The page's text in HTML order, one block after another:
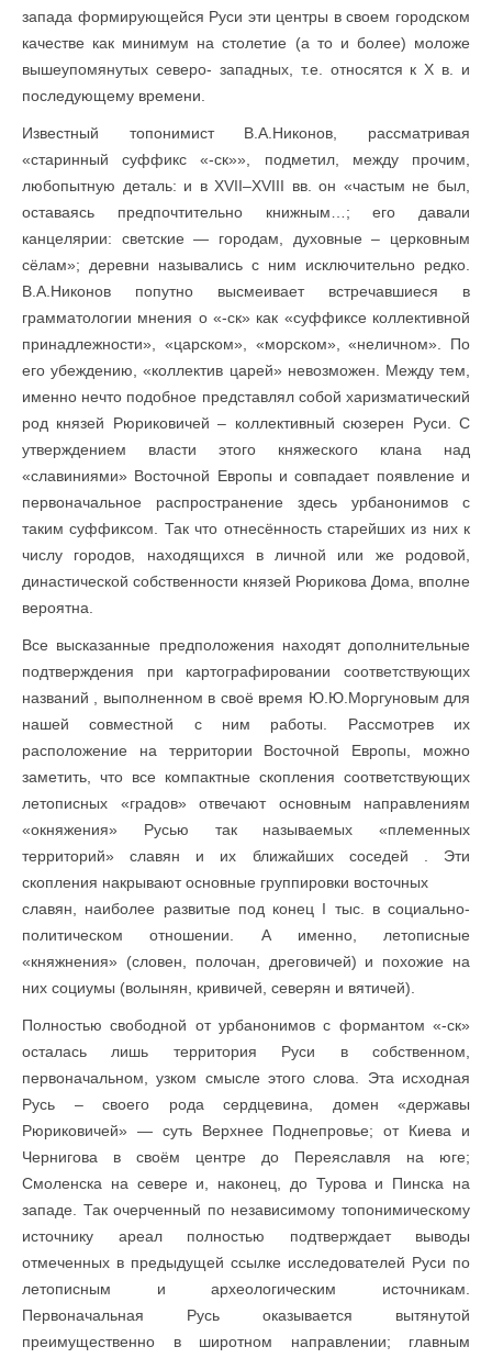
запада формирующейся Руси эти центры в своем городском
качестве как минимум на столетие (а то и более) моложе
вышеупомянутых северо- западных, т.е. относятся к X в. и
последующему времени.
Известный топонимист В.А.Никонов, рассматривая
«старинный суффикс «-ск»», подметил, между прочим,
любопытную деталь: и в XVII–XVIII вв. он «частым не был,
оставаясь предпочтительно книжным…; его давали
канцелярии: светские — городам, духовные – церковным
сёлам»; деревни назывались с ним исключительно редко.
В.А.Никонов попутно высмеивает встречавшиеся в
грамматологии мнения о «-ск» как «суффиксе коллективной
принадлежности», «царском», «морском», «неличном». По
его убеждению, «коллектив царей» невозможен. Между тем,
именно нечто подобное представлял собой харизматический
род князей Рюриковичей – коллективный сюзерен Руси. С
утверждением власти этого княжеского клана над
«славиниями» Восточной Европы и совпадает появление и
первоначальное распространение здесь урбанонимов с
таким суффиксом. Так что отнесённость старейших из них к
числу городов, находящихся в личной или же родовой,
династической собственности князей Рюрикова Дома, вполне
вероятна.
Все высказанные предположения находят дополнительные
подтверждения при картографировании соответствующих
названий , выполненном в своё время Ю.Ю.Моргуновым для
нашей совместной с ним работы. Рассмотрев их
расположение на территории Восточной Европы, можно
заметить, что все компактные скопления соответствующих
летописных «градов» отвечают основным направлениям
«окняжения» Русью так называемых «племенных
территорий» славян и их ближайших соседей . Эти
скопления накрывают основные группировки восточных
славян, наиболее развитые под конец I тыс. в социально-
политическом отношении. А именно, летописные
«княжнения» (словен, полочан, дреговичей) и похожие на
них социумы (волынян, кривичей, северян и вятичей).
Полностью свободной от урбанонимов с формантом «-ск»
осталась лишь территория Руси в собственном,
первоначальном, узком смысле этого слова. Эта исходная
Русь – своего рода сердцевина, домен «державы
Рюриковичей» — суть Верхнее Поднепровье; от Киева и
Чернигова в своём центре до Переяславля на юге;
Смоленска на севере и, наконец, до Турова и Пинска на
западе. Так очерченный по независимому топонимическому
источнику ареал полностью подтверждает выводы
отмеченных в предыдущей ссылке исследователей Руси по
летописным и археологическим источникам.
Первоначальная Русь оказывается вытянутой
преимущественно в широтном направлении; главным